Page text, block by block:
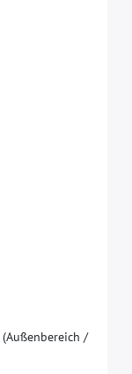
(Außenbereich /